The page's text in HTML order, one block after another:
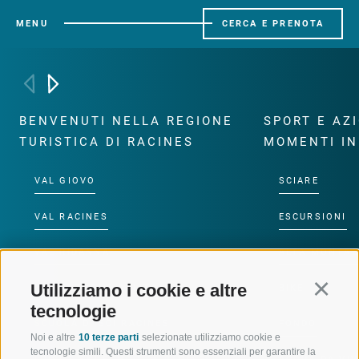
Utilizziamo i cookie e altre
tecnologie
Noi e altre 10 terze parti selezionate utilizziamo cookie e
tecnologie simili. Questi strumenti sono essenziali per garantire la
MENU CERCA E PRENOTA
BENVENUTI NELLA REGIONE
TURISTICA DI RACINES
VAL GIOVO
VAL RACINES
VAL RIDANNA
IMPIANTI DI RISALITA
SCUOLA DI SCI RACINES
SPORT E
MOMENTI
SCIARE
ESCURSIONI
ALTA